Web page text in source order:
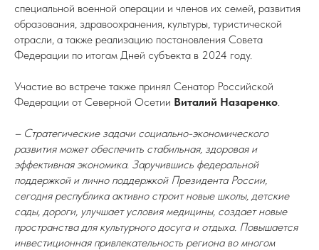
специальной военной операции и членов их семей, развития
образования, здравоохранения, культуры, туристической
отрасли, а также реализацию постановления Совета
Федерации по итогам Дней субъекта в 2024 году.
Участие во встрече также принял Сенатор Российской
Федерации от Северной Осетии Виталий Назаренко.
– Стратегические задачи социально-экономического
развития может обеспечить стабильная, здоровая и
эффективная экономика. Заручившись федеральной
поддержкой и лично поддержкой Президента России,
сегодня республика активно строит новые школы, детские
сады, дороги, улучшает условия медицины, создает новые
пространства для культурного досуга и отдыха. Повышается
инвестиционная привлекательность региона во многом